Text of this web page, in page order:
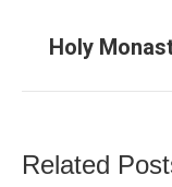
Holy
Related